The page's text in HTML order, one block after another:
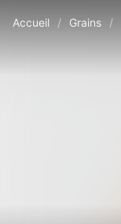
Accueil / Grains /